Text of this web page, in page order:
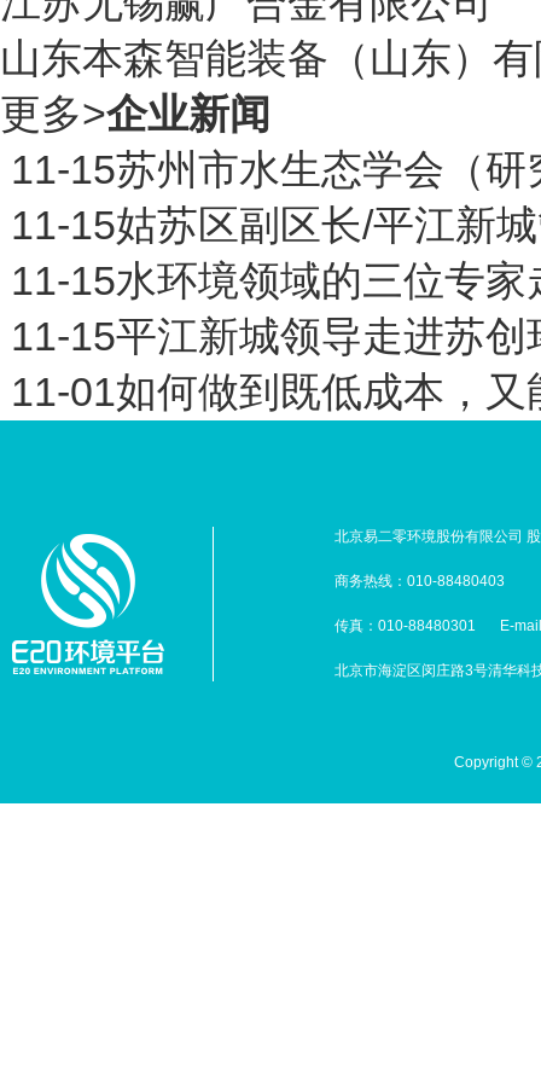
山东本森智能装备（山东）
更多>企业新闻
11-15苏州市水生态学会（
11-15姑苏区副区长/平江新
11-15水环境领域的三位专
11-15平江新城领导走进苏创
11-01如何做到既低成本，
北京易二零环境股份有限公司
商务热线：010-88480403
传真：010-88480301 E-
北京市海淀区闵庄路3号清华科
Copyright ©